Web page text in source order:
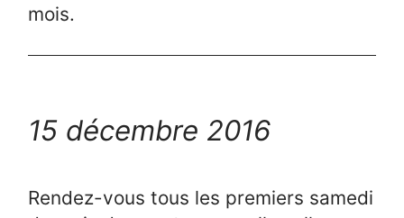
mois.
15 décembre 2016
Rendez-vous tous les premiers samedi